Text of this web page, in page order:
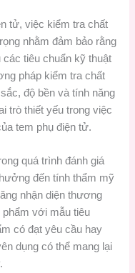
tử, việc kiểm tra chất
nhằm đảm bảo rằng
tiêu chuẩn kỹ thuật
pháp kiểm tra chất
độ bền và tính năng
trò thiết yếu trong việc
tem phụ điện tử.
quá trình đánh giá
đến tính thẩm mỹ
nhận diện thương
phẩm với mẫu tiêu
có đạt yêu cầu hay
dụng có thể mang lại